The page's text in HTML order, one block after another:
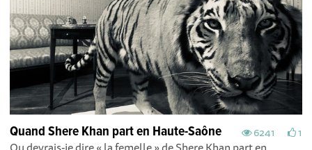
6241 1
Quand Shere Khan part en Haute-Saône